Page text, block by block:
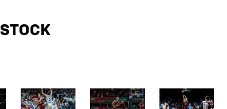
Größe
Zeige in voller GrößeZeige in voller GrößeZeige in voller